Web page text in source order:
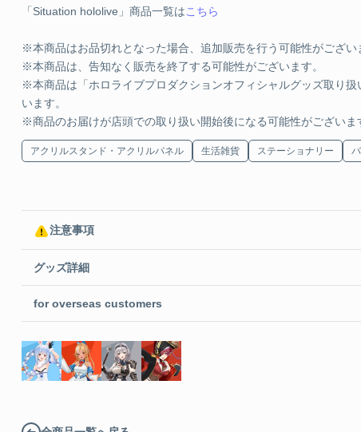
グラス&コースターセット 白銀ノエル
¥4,400 JPY
グラス&コースターセット 宝鐘マリン
クリアファイル
¥550 JPY
クリアファイル 不知火フレア
「Situation hololive」商品一覧はこちら
※本商品はお品切れとなった場合、追加販売を行う可能性がござい
※本商品は、告知なく販売を終了する可能性がございます。
※本商品は「ホロライブプロダクションオフィシャルグッズ取り
います。
※商品のお届けが店頭での取り扱い開始後になる可能性がございま
アクリルスタンド・アクリルパネル 生活雑貨 ステーショナリー
注意事項
グッズ詳細
for overseas customers